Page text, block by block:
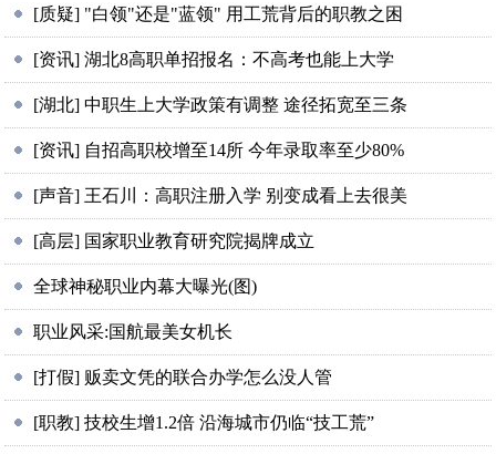
[质疑] "白领"还是"蓝领" 用工荒背后的职教之困
[资讯] 湖北8高职单招报名：不高考也能上大学
[湖北] 中职生上大学政策有调整 途径拓宽至三条
[资讯] 自招高职校增至14所 今年录取率至少80%
[声音] 王石川：高职注册入学 别变成看上去很美
[高层] 国家职业教育研究院揭牌成立
全球神秘职业内幕大曝光(图)
职业风采:国航最美女机长
[打假] 贩卖文凭的联合办学怎么没人管
[职教] 技校生增1.2倍 沿海城市仍临“技工荒”